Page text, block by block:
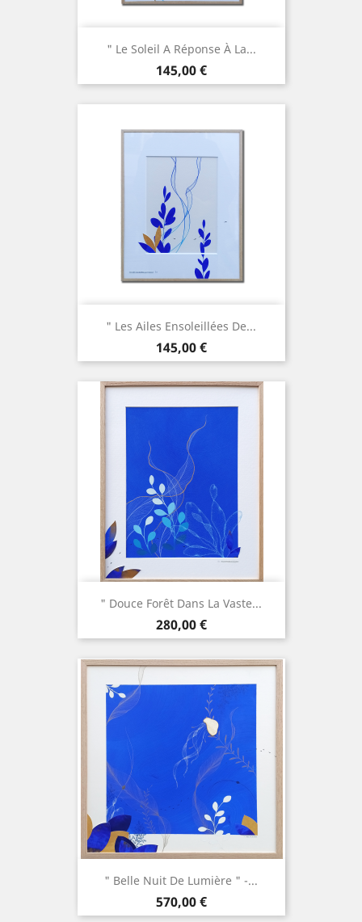
" Le Soleil A Réponse À La...
Prix
145,00 €
" Les Ailes Ensoleillées De...
Prix
145,00 €
" Douce Forêt Dans La Vaste...
Prix
280,00 €
" Belle Nuit De Lumière " -...
Prix
570,00 €